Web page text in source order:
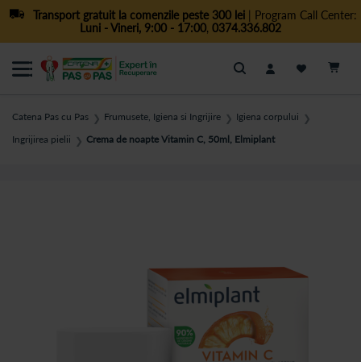
Transport gratuit la comenzile peste 300 lei| Program Call Center:
Luni - Vineri, 9:00 - 17:00, 0374.336.802
Cautare
Catena Pas cu Pas ❯ Frumusete, Igiena si Ingrijire ❯ Igiena corpului ❯
Ingrijirea pielii ❯ Crema de noapte Vitamin C, 50ml, Elmiplant